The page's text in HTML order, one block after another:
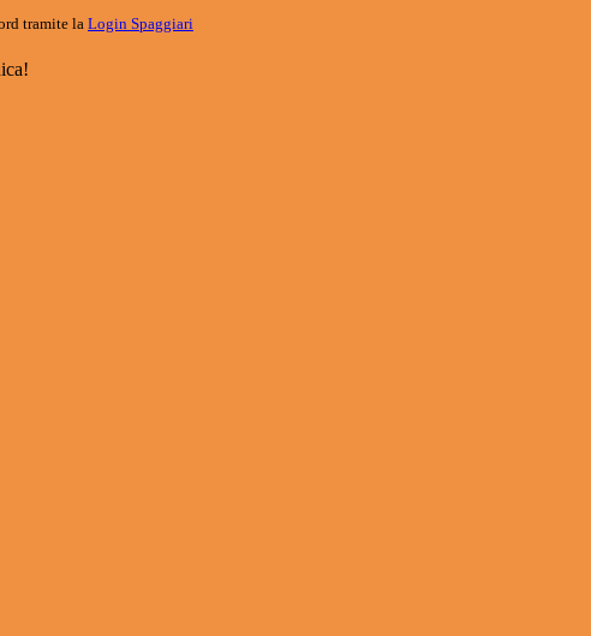
tramite la Login Spaggiari